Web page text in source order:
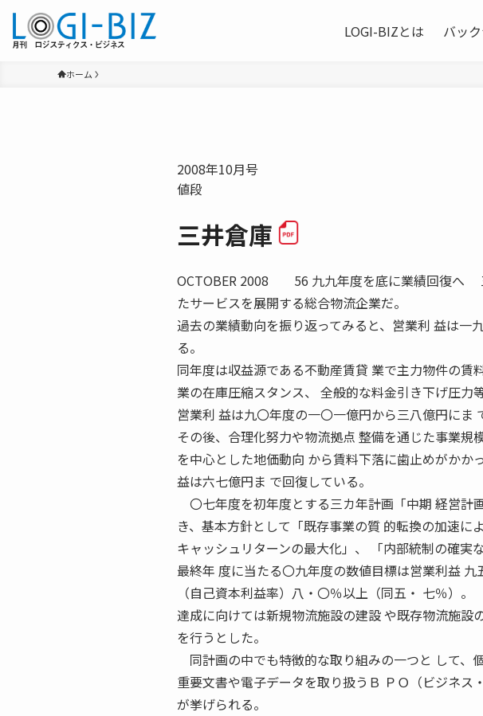
LOGI-BIZとは バッ
ホーム
2008年10月号
値段
三井倉庫
OCTOBER 2008 56 九九年度を底に業績回復へ
たサービスを展開する総合物流企業だ。
過去の業績動向を振り返ってみると、営業利 益は一
る。
同年度は収益源である不動産賃貸 業で主力物件の
業の在庫圧縮スタンス、 全般的な料金引き下げ圧力
営業利 益は九〇年度の一〇一億円から三八億円にま
その後、合理化努力や物流拠点 整備を通じた事業
を中心とした地価動向 から賃料下落に歯止めがかか
益は六七億円ま で回復している。
〇七年度を初年度とする三カ年計画「中期 経営計
き、基本方針として「既存事業の質 的転換の加速に
キャッシュリターンの最大化」、 「内部統制の確実
最終年 度に当たる〇九年度の数値目標は営業利益
（自己資本利益率）八・〇％以上（同五・ 七％）。
達成に向けては新規物流施設の建設 や既存物流施設
を行うとした。
同計画の中でも特徴的な取り組みの一つと して、
重要文書や電子データを取り扱うＢ ＰＯ（ビジネ
が挙げられる。